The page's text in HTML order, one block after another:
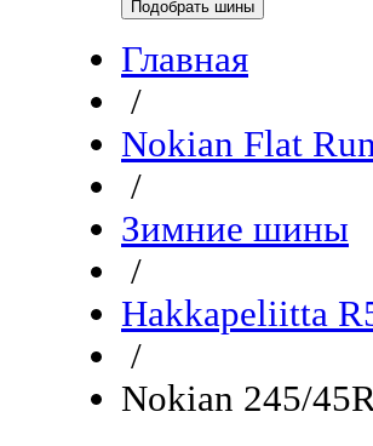
Главная
/
Nokian Flat
/
Зимние шины
/
Hakkapeliitta
/
Nokian 245/